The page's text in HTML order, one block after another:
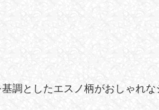
調としたエスノ柄がおしゃれ